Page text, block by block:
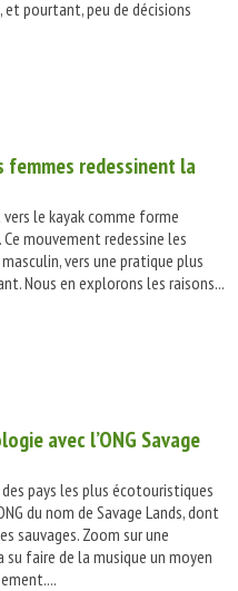
pourtant, peu de décisions
femmes redessinent la
le kayak comme forme
mouvement redessine les
vers une pratique plus
Nous en explorons les raisons...
avec l’ONG Savage
pays les plus écotouristiques
du nom de Savage Lands, dont
sauvages. Zoom sur une
faire de la musique un moyen